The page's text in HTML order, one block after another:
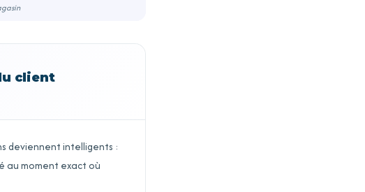
client
deviennent intelligents :
au moment exact où